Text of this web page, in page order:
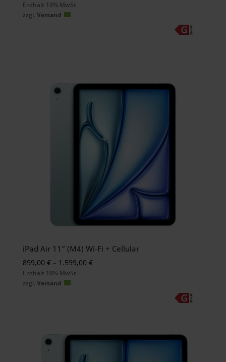
Enthält 19% MwSt.
zzgl. Versand
iPad Air 11″ (M4) Wi-Fi + Cellular
899,00 € – 1.599,00 €Preisspanne:
Enthält 19% MwSt.
zzgl. Versand